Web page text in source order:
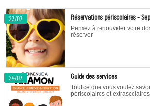
23/07 Réservations périscolaires -
Pensez à renouveler votre
réserver
24/07 Guide des services
Tout ce que vous voulez
périscolaires et